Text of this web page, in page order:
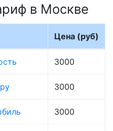
в Москве
Цена (руб)
3000
3000
3000